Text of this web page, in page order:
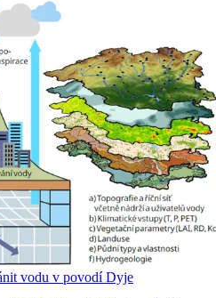
vodu v povodí Dyje